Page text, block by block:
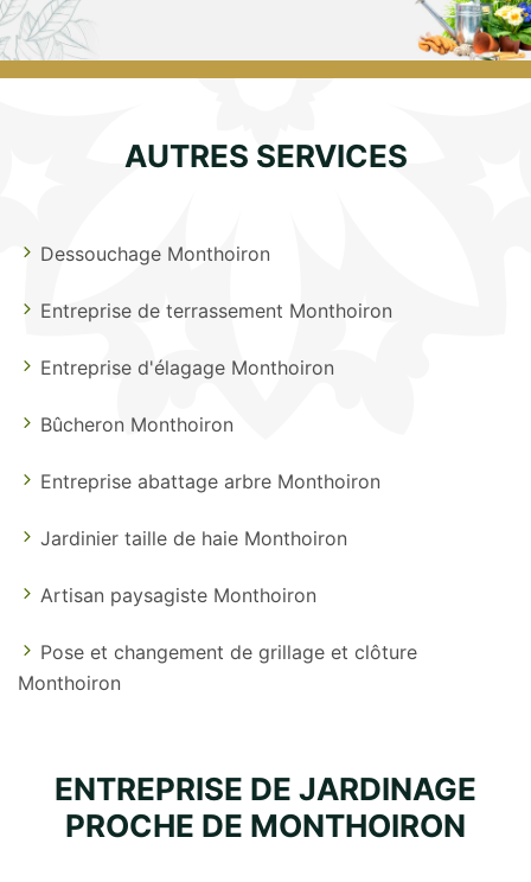
AUTRES SERVICES
Dessouchage Monthoiron
Entreprise de terrassement Monthoiron
Entreprise d'élagage Monthoiron
Bûcheron Monthoiron
Entreprise abattage arbre Monthoiron
Jardinier taille de haie Monthoiron
Artisan paysagiste Monthoiron
Pose et changement de grillage et clôture
Monthoiron
ENTREPRISE DE JARDINAGE
PROCHE DE MONTHOIRON